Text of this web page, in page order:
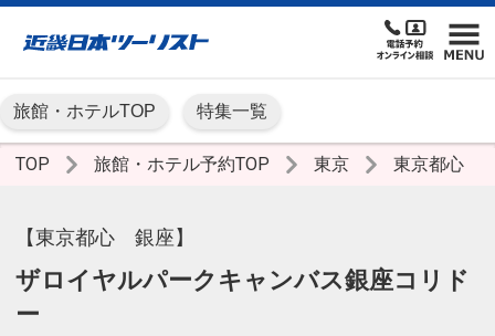
旅館・ホテルTOP 特集一覧
TOP 旅館・ホテル予約TOP 東京 東京都心
【東京都心 銀座】
ザロイヤルパークキャンバス銀座コリド
ー